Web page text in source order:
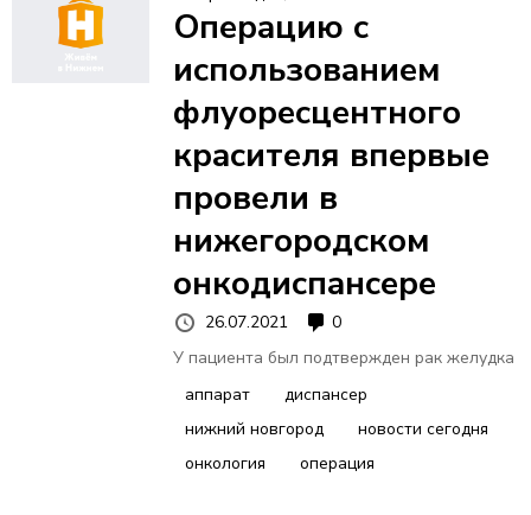
Операцию с
использованием
флуоресцентного
красителя впервые
провели в
нижегородском
онкодиспансере
26.07.2021
0
У пациента был подтвержден рак желудка
аппарат
диспансер
нижний новгород
новости сегодня
онкология
операция